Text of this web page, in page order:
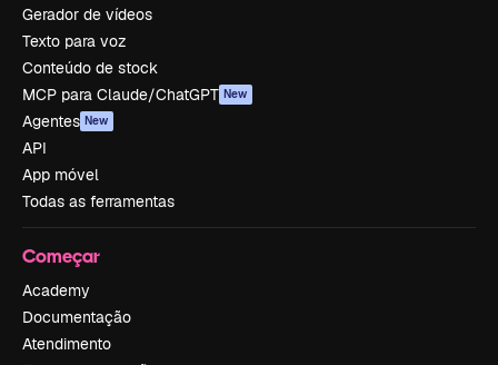
Gerador de vídeos
Texto para voz
Conteúdo de stock
MCP para Claude/ChatGPT New
Agentes New
API
App móvel
Todas as ferramentas
Começar
Academy
Documentação
Atendimento